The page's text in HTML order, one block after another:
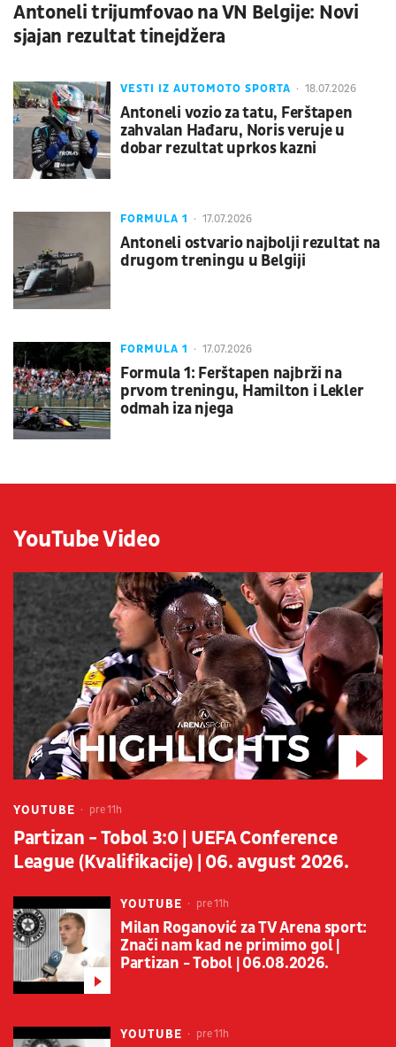
Antoneli trijumfovao na VN Belgije: Novi
sjajan rezultat tinejdžera
VESTI IZ AUTOMOTO SPORTA 18.07.2026
Antoneli vozio za tatu, Ferštapen
zahvalan Hađaru, Noris veruje u
dobar rezultat uprkos kazni
FORMULA 1 17.07.2026
Antoneli ostvario najbolji rezultat na
drugom treningu u Belgiji
FORMULA 1 17.07.2026
Formula 1: Ferštapen najbrži na
prvom treningu, Hamilton i Lekler
odmah iza njega
YouTube Video
YOUTUBE pre 11h
Partizan - Tobol 3:0 | UEFA Conference
League (Kvalifikacije) | 06. avgust 2026.
YOUTUBE pre 11h
Milan Roganović za TV Arena sport:
Znači nam kad ne primimo gol |
Partizan - Tobol | 06.08.2026.
YOUTUBE pre 11h